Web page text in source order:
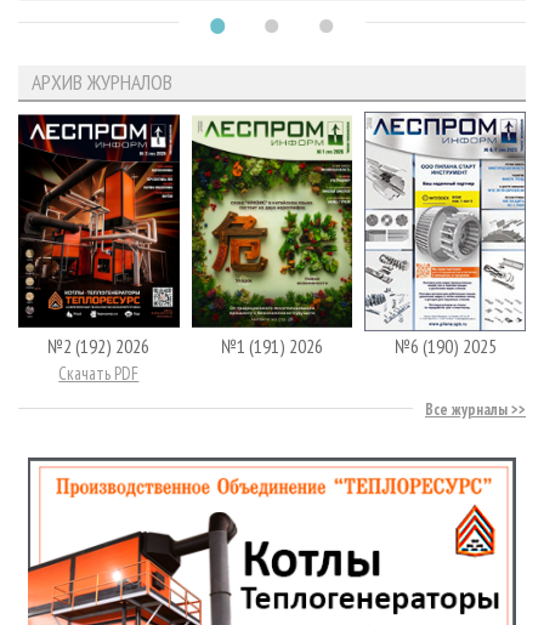
АРХИВ ЖУРНАЛОВ
№2 (192) 2026
Скачать PDF
№1 (191) 2026 №6 (190) 2025
Все журналы